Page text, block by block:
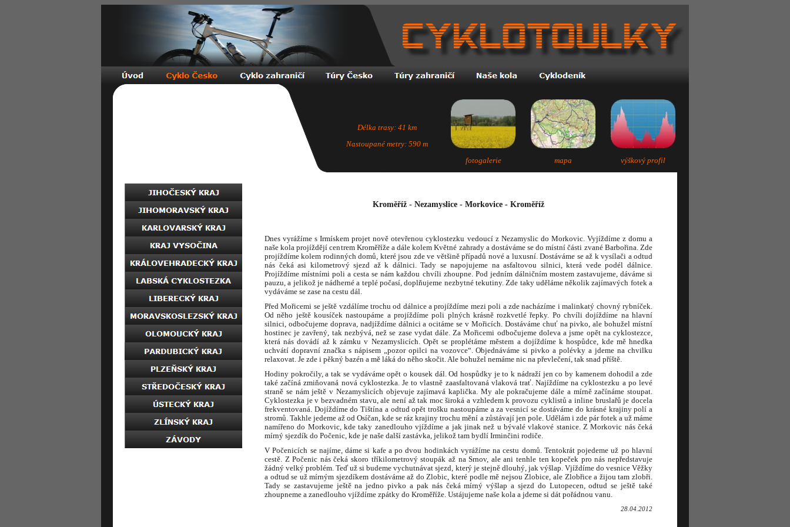
Kroměříž - Nezamyslice - Morkovice - Kroměříž
Dnes vyrážíme s Irmískem projet nově otevřenou cyklostezku vedoucí z Nezamyslic do Morkovic. Vyjíždíme z domu a
naše kola projíždějí centrem Kroměříže a dále kolem Květné zahrady a dostáváme se do místní části zvané Barbořina. Zde
projíždíme kolem rodinných domů, které jsou zde ve většině případů nové a luxusní. Dostáváme se až k vysílači a odtud
nás čeká asi kilometrový sjezd až k dálnici. Tady se napojujeme na asfaltovou silnici, která vede podél dálnice.
Projíždíme místními poli a cesta se nám každou chvíli zhoupne. Pod jedním dálničním mostem zastavujeme, dáváme si
pauzu, a jelikož je nádherné a teplé počasí, doplňujeme nezbytné tekutiny. Zde taky uděláme několik zajímavých fotek a
vydáváme se zase na cestu dál.
Před Mořicemi se ještě vzdálíme trochu od dálnice a projíždíme mezi poli a zde nacházíme i malinkatý chovný rybníček.
Od něho ještě kousíček nastoupáme a projíždíme poli plných krásně rozkvetlé řepky. Po chvíli dojíždíme na hlavní
silnici, odbočujeme doprava, nadjíždíme dálnici a ocitáme se v Mořicích. Dostáváme chuť na pivko, ale bohužel místní
hostinec je zavřený, tak nezbývá, než se zase vydat dále. Za Mořicemi odbočujeme doleva a jsme opět na cyklostezce,
která nás dovádí až k zámku v Nezamyslicích. Opět se proplétáme městem a dojíždíme k hospůdce, kde mě hnedka
uchvátí dopravní značka s nápisem „pozor opilci na vozovce“. Objednáváme si pivko a polévky a jdeme na chvilku
relaxovat. Je zde i pěkný bazén a mě láká do něho skočit. Ale bohužel nemáme nic na převlečení, tak snad příště.
Hodiny pokročily, a tak se vydáváme opět o kousek dál. Od hospůdky je to k nádraží jen co by kamenem dohodil a zde
také začíná zmiňovaná nová cyklostezka. Je to vlastně zaasfaltovaná vlaková trať. Najíždíme na cyklostezku a po levé
straně se nám ještě v Nezamyslicích objevuje zajímavá kaplička. My ale pokračujeme dále a mírně začínáme stoupat.
Cyklostezka je v bezvadném stavu, ale není až tak moc široká a vzhledem k provozu cyklistů a inline bruslařů je docela
frekventovaná. Dojíždíme do Tištína a odtud opět trošku nastoupáme a za vesnicí se dostáváme do krásné krajiny polí a
stromů. Takhle jedeme až od Osíčan, kde se ráz krajiny trochu mění a zůstávají jen pole. Udělám i zde pár fotek a už máme
namířeno do Morkovic, kde taky zanedlouho vjíždíme a jak jinak než u bývalé vlakové stanice. Z Morkovic nás čeká
mírný sjezdík do Počenic, kde je naše další zastávka, jelikož tam bydlí Irminčini rodiče.
V Počenicích se najíme, dáme si kafe a po dvou hodinkách vyrážíme na cestu domů. Tentokrát pojedeme už po hlavní
cestě. Z Počenic nás čeká skoro tříkilometrový stoupák až na Srnov, ale ani tenhle ten kopeček pro nás nepředstavuje
žádný velký problém. Teď už si budeme vychutnávat sjezd, který je stejně dlouhý, jak výšlap. Vjíždíme do vesnice Věžky
a odtud se už mírným sjezdíkem dostáváme až do Zlobic, které podle mě nejsou Zlobice, ale Zlobřice a žijou tam zlobři.
Tady se zastavujeme ještě na jedno pivko a pak nás čeká mírný výšlap a sjezd do Lutopecen, odtud se ještě také
zhoupneme a zanedlouho vjíždíme zpátky do Kroměříže. Ustájujeme naše kola a jdeme si dát pořádnou vanu.
28.04.2012
Délka trasy: 41 km
Nastoupané metry: 590 m
fotogalerie
mapa výškový profil